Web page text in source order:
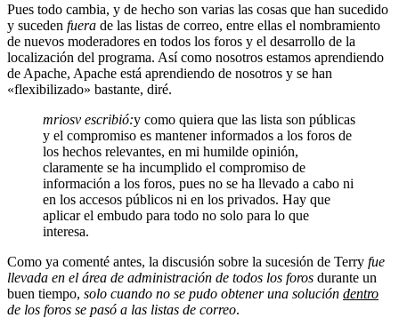
Pues todo cambia, y de hecho son varias las cosas que han sucedido
y suceden fuera de las listas de correo, entre ellas el nombramiento
de nuevos moderadores en todos los foros y el desarrollo de la
localización del programa. Así como nosotros estamos aprendiendo
de Apache, Apache está aprendiendo de nosotros y se han
«flexibilizado» bastante, diré.
mriosv escribió:y como quiera que las lista son públicas
y el compromiso es mantener informados a los foros de
los hechos relevantes, en mi humilde opinión,
claramente se ha incumplido el compromiso de
información a los foros, pues no se ha llevado a cabo ni
en los accesos públicos ni en los privados. Hay que
aplicar el embudo para todo no solo para lo que
interesa.
Como ya comenté antes, la discusión sobre la sucesión de Terry fue
llevada en el área de administración de todos los foros durante un
buen tiempo, solo cuando no se pudo obtener una solución dentro
de los foros se pasó a las listas de correo.